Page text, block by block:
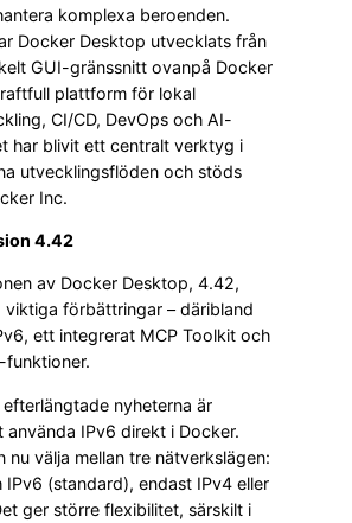
komplexa beroenden.
Docker Desktop utvecklats från
GUI-gränssnitt ovanpå Docker
plattform för lokal
CI/CD, DevOps och AI-
har blivit ett centralt verktyg i
utvecklingsflöden och stöds
Inc.
4.42
av Docker Desktop, 4.42,
viktiga förbättringar – däribland
ett integrerat MCP Toolkit och
efterlängtade nyheterna är
använda IPv6 direkt i Docker.
nu välja mellan tre nätverkslägen:
IPv6 (standard), endast IPv4 eller
ger större flexibilitet, särskilt i